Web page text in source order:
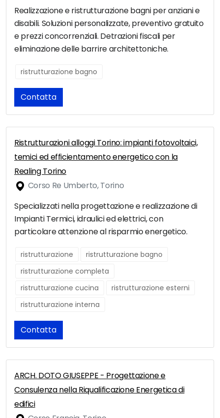
Realizzazione e ristrutturazione bagni per anziani e
disabili. Soluzioni personalizzate, preventivo gratuito
e prezzi concorrenziali. Detrazioni fiscali per
eliminazione delle barrire architettoniche.
ristrutturazione bagno
Contatta
Ristrutturazioni alloggi Torino: impianti fotovoltaici,
temici ed efficientamento energetico con la
Realing Torino
Corso Re Umberto, Torino
Specializzati nella progettazione e realizzazione di
Impianti Termici, idraulici ed elettrici, con
particolare attenzione al risparmio energetico.
ristrutturazione
ristrutturazione bagno
ristrutturazione completa
ristrutturazione cucina
ristrutturazione esterni
ristrutturazione interna
Contatta
ARCH. DOTO GIUSEPPE - Progettazione e
Consulenza nella Riqualificazione Energetica di
edifici